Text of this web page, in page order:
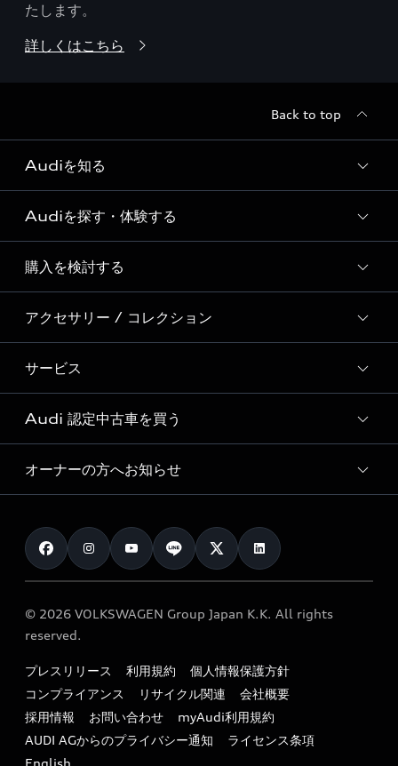
たします。
詳しくはこちら
Back to top
Audiを知る
Audi ブランド
Story of Progress
Audi Sport
Formula 1®
デジタルサービス
Audiを探す・体験する
ディーラー検索
新車在庫検索
試乗車・展示車検索
見積り依頼
試乗予約
購入を検討する
モデル一覧
特別仕様モデル / 限定モデル
e-tronラインアップ
価格シミュレーション
車両比較
カタログ一覧
アクセサリー / コレクション
純正アクセサリー
オンラインショップ
Audi collection
アウディナビアプリ
サービス
サービス入庫予約
サービスプログラム
メンテナンス
車検 / 定期点検
e-tronアフターサポート
myAudi
Audi 認定中古車を買う
Audi認定中古車
クオリティ
保証
メンテナンス
ファイナンス
キャンペーン / イベント
買取査定
オーナーの方へお知らせ
お知らせ
オーナー様向けキャンペーン
特定整備適用車一覧
リサイクル法
よくある質問（FAQ）
© 2026 VOLKSWAGEN Group Japan K.K. All rights
reserved.
プレスリリース 利用規約
個人情報保護方針
コンプライアンス
リサイクル関連
会社概要
採用情報
お問い合わせ
myAudi利用規約
AUDI AGからのプライバシー通知
ライセンス条項
English